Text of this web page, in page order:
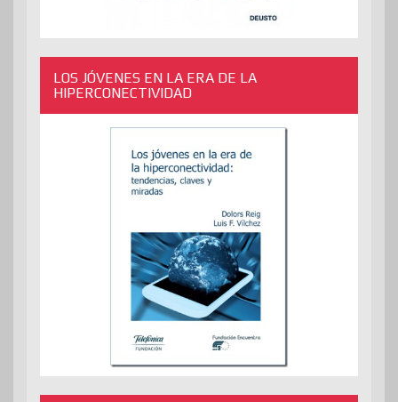
LOS JÓVENES EN LA ERA DE LA
HIPERCONECTIVIDAD